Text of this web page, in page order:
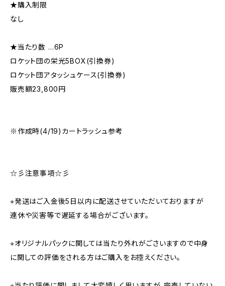
★購入制限
なし
★当たり数 …6P
ロケット団の栄光5BOX(引換券)
ロケット団アタッシュケース(引換券)
販売額23,800円
※作成時(4/19)カートラッシュ参考
☆彡注意事項☆彡
⭐︎発送はご入金後5日以内に配送させていただいておりますが
連休や災害等で遅延する場合がございます。
⭐︎オリジナルパックに関しては当たり外れがごさいますので中身
に関しての評価をされる方はご購入をお控えください。